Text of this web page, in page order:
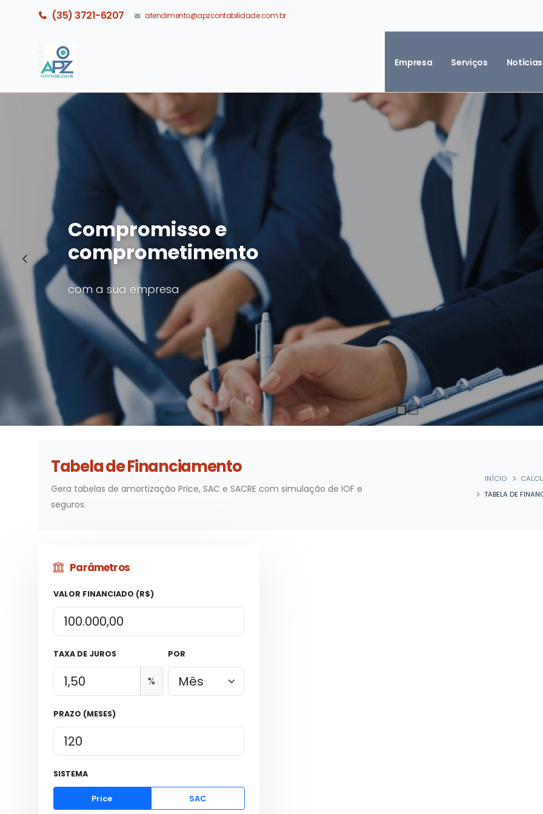
(35) 3721-6207 atendimento@apzcontabilidade.com.br
Empresa Serviços Notícias
Compromisso e
comprometimento
com a sua empresa
Tabela de Financiamento
Gera tabelas de amortização Price, SAC e SACRE com simulação de IOF e
seguros.
INÍCIO
TABELA DE
Parâmetros
VALOR FINANCIADO (R$)
TAXA DE JUROS
%
POR
PRAZO (MESES)
SISTEMA
Price SAC